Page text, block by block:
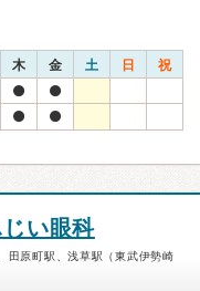
木 金 土 日 祝
い眼科
田原町駅、浅草駅（東武伊勢崎